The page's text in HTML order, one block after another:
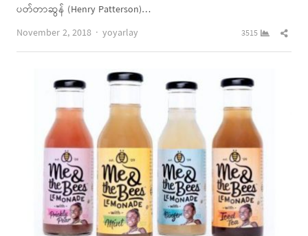
ပတ်တာဆွန် (Henry Patterson)…
November 2, 2018
Author
yoyarlay 3515